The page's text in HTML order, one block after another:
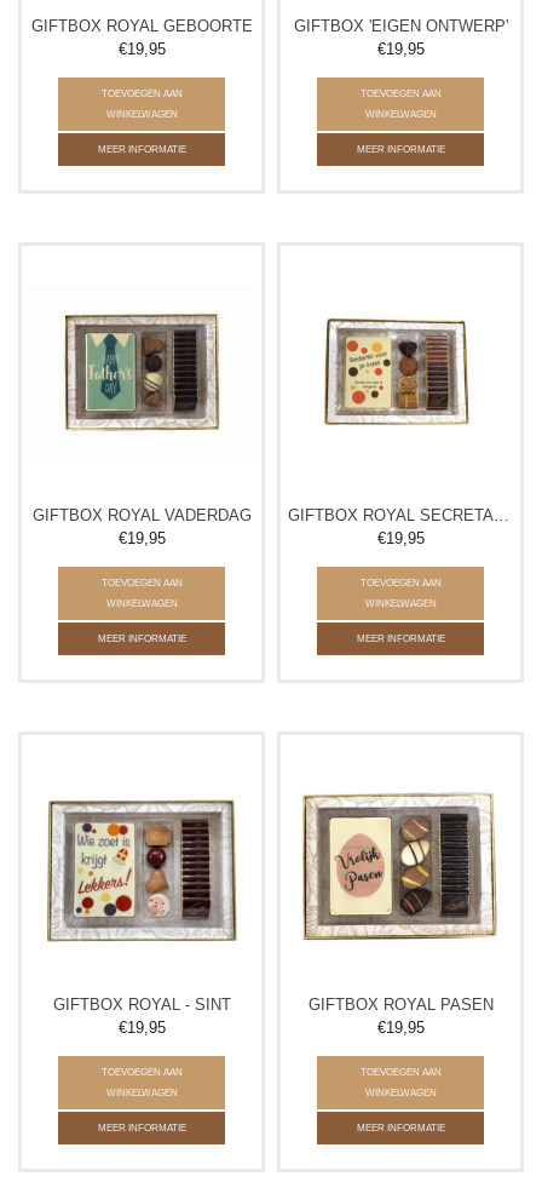
GIFTBOX ROYAL GEBOORTE
€19,95
TOEVOEGEN AAN
WINKELWAGEN
MEER INFORMATIE
GIFTBOX 'EIGEN ONTWERP'
€19,95
TOEVOEGEN AAN
WINKELWAGEN
MEER INFORMATIE
GIFTBOX ROYAL VADERDAG
€19,95
TOEVOEGEN AAN
WINKELWAGEN
MEER INFORMATIE
GIFTBOX ROYAL SECRETARESSEDAG
€19,95
TOEVOEGEN AAN
WINKELWAGEN
MEER INFORMATIE
GIFTBOX ROYAL - SINT
€19,95
TOEVOEGEN AAN
WINKELWAGEN
MEER INFORMATIE
GIFTBOX ROYAL PASEN
€19,95
TOEVOEGEN AAN
WINKELWAGEN
MEER INFORMATIE